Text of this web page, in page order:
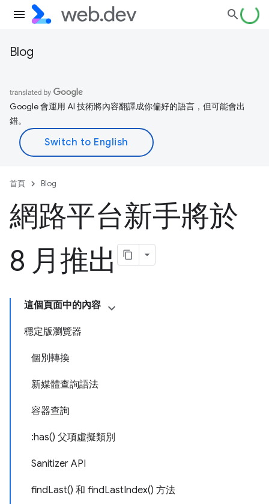
Blog
Google 會運用 AI 技術將內容翻譯成你偏好的語言，但可能會出
錯。
首頁 Blog
網路平台新手將於
8 月推出
這個頁面中的內容
穩定版瀏覽器
個別轉換
新媒體查詢語法
容器查詢
:has() 父項虛擬類別
Sanitizer API
findLast() 和 findLastIndex() 方法